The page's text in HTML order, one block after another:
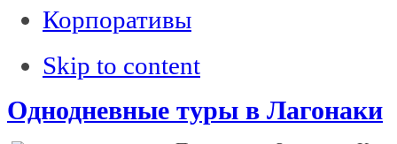
Корпоративы
Skip to content
Однодневные туры в Лагонаки